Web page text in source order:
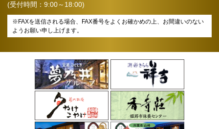
(受付時間：9:00～18:00)
※FAXを送信される場合、FAX番号をよくお確かめの上、お間違いのない
ようお願い申し上げます。